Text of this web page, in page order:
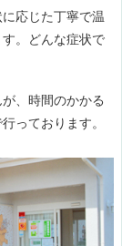
応じた丁寧で温
。どんな症状で
、時間のかかる
っております。